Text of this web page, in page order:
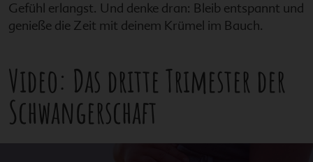
Gefühl erlangst. Und denke dran: Bleib entspannt und
genieße die Zeit mit deinem Krümel im Bauch.
Video: Das dritte Trimester der
Schwangerschaft